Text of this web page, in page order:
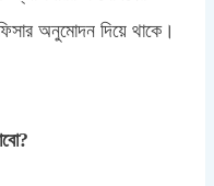
অনুমোদন দিয়ে থাকে।